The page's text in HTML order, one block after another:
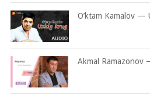
O’ktam Kamalov —
Akmal Ramazonov